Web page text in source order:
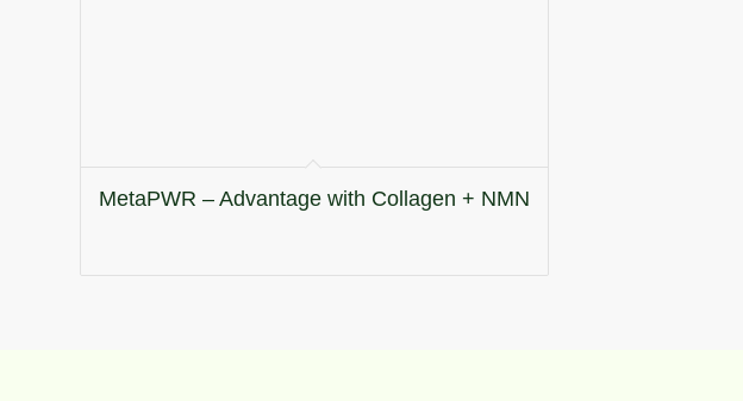
MetaPWR – Advantage with Collagen + NMN